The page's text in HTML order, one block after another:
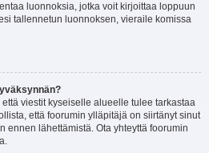
luonnoksia, jotka voit kirjoittaa loppuun
tallennetun luonnoksen, vieraile komissa
viestit kyseiselle alueelle tulee tarkastaa
että foorumin ylläpitäjä on siirtänyt sinut
ennen lähettämistä. Ota yhteyttä foorumin